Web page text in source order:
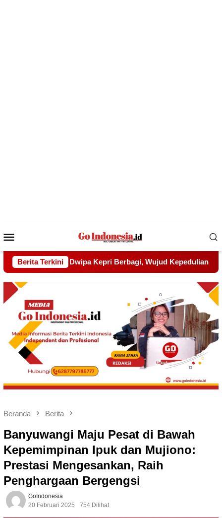
Mobile
Berita Terkini
Kepedulian kepada Pondok Tahfidz Yatim dan Dhuafa Al-
Beranda Berita
Banyuwangi Maju Pesat di Bawah
Kepemimpinan Ipuk dan Mujiono:
Prestasi Mengesankan, Raih
Penghargaan Bergengsi
GoIndonesia
20 Februari 2025
754 Dilihat